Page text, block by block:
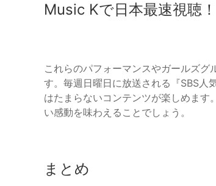
Music Kで日本最速視聴！
これらのパフォーマンスやガールズ
す。毎週日曜日に放送される『SBS人
はたまらないコンテンツが楽しめま
い感動を味わえることでしょう。
まとめ